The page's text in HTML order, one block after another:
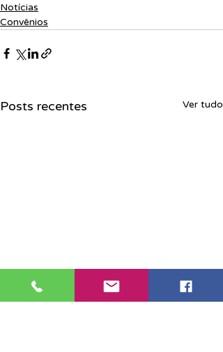
Notícias
Convênios
Posts recentes Ver tudo